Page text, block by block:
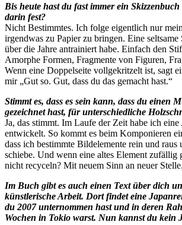
Bis heute hast du fast immer ein
darin fest?
Nicht Bestimmtes. Ich folge eigentlich nur
irgendwas zu Papier zu bringen. Eine
über die Jahre antrainiert habe. Einfach den
Amorphe Formen, Fragmente von Figuren,
Wenn eine Doppelseite vollgekritzelt ist, sagt
mir „Gut so. Gut, dass du das gemacht hast.“
Stimmt es, dass es sein kann, dass du einen
gezeichnet hast, für unterschiedliche
Ja, das stimmt. Im Laufe der Zeit habe ich
entwickelt. So kommt es beim Komponieren
dass ich bestimmte Bildelemente rein und raus
schiebe. Und wenn eine altes Element zufällig
nicht recyceln? Mit neuem Sinn an neuer Stelle.
Im Buch gibt es auch einen Text über dich
künstlerische Arbeit. Dort findet eine
du 2007 unternommen hast und in deren
Wochen in Tokio warst. Nun kannst du kein